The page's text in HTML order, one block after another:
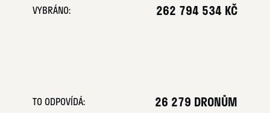
VYBRÁNO: 262 794 534 KČ
TO ODPOVÍDÁ: 26 279 DRONŮM